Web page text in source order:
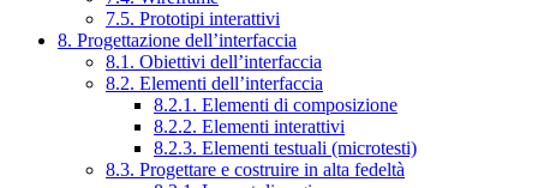
7.5. Prototipi interattivi
8. Progettazione dell’interfaccia
8.1. Obiettivi dell’interfaccia
8.2. Elementi dell’interfaccia
8.2.1. Elementi di composizione
8.2.2. Elementi interattivi
8.2.3. Elementi testuali (microtesti)
8.3. Progettare e costruire in alta fedeltà